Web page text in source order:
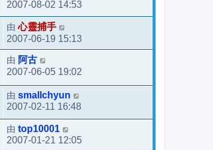
2007-08-02 14:53
由心靈捕手
2007-06-19 15:13
由 阿古
2007-06-05 19:02
由 smallchyun
2007-02-11 16:48
由 top10001
2007-01-21 12:05